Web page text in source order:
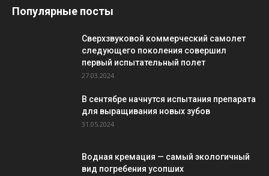
Популярные посты
Сверхзвуковой коммерческий самолет
следующего поколения совершил
первый испытательный полет
27.03.2024
В сентябре начнутся испытания препарата
для выращивания новых зубов
31.05.2024
Водная кремация — самый экологичный
вид погребения усопших